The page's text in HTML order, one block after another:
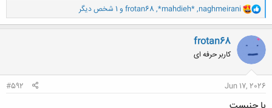
و
ا
ک
ش
ه
:
naghmeirani
,
*mahdieh*
,
frotan68 و 1 شخص دیگر
frotan68
کاربر حرفه ای
Jun 17, 2026
#592